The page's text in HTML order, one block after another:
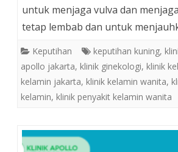
untuk menjaga vulva dan
tetap lembab dan untuk
Keputihan keputihan kuning,
apollo jakarta, klinik ginekologi, klinik
kelamin jakarta, klinik kelamin wanita,
kelamin, klinik penyakit kelamin wanita